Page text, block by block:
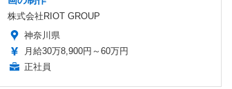
株式会社RIOT GROUP
神奈川県
月給30万8,900円～60万円
正社員